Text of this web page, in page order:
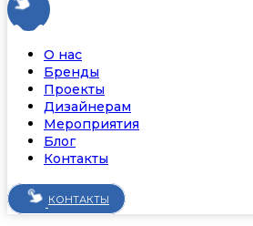
О нас
Бренды
Проекты
Дизайнерам
Мероприятия
Блог
Контакты
КОНТАКТЫ